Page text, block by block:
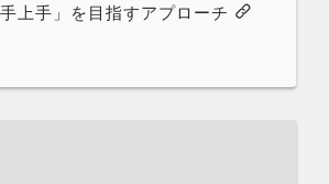
上手」を目指すアプローチ